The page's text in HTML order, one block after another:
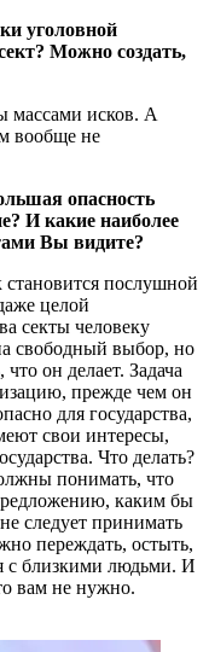
уголовной
Можно создать,
массами исков. А
вообще не
опасность
И какие наиболее
Вы видите?
становится послушной
целой
секты человеку
свободный выбор, но
он делает. Задача
прежде чем он
для государства,
свои интересы,
Что делать?
понимать, что
каким бы
следует принимать
переждать, остыть,
с близкими людьми. И
вам не нужно.